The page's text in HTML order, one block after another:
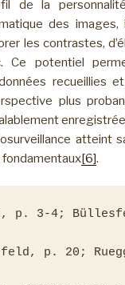
de la personnalité
des
les contrastes,
Ce potentiel
recueillies
plus
atteint
[6].
p. 3-4;
p. 20;